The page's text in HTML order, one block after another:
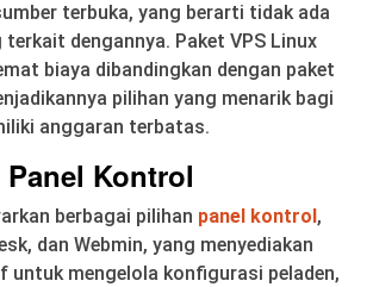
terbuka, yang berarti tidak ada
terkait dengannya. Paket VPS Linux
biaya dibandingkan dengan paket
pilihan yang menarik bagi
anggaran terbatas.
Panel Kontrol
berbagai pilihan panel kontrol ,
dan Webmin, yang menyediakan
mengelola konfigurasi peladen,